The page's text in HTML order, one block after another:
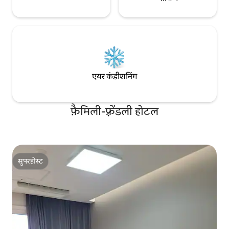
के सामने एक सुविधा स्टोर है। लॉबी फ़्लोर (बेसमेंट
एयर कंडीशनिंग
फ़ैमिली-फ़्रेंडली होटल
सुपरहोस्ट
सुपरहोस्ट